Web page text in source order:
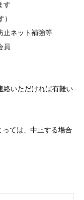
す
ネット補強等
員
絡いただければ有難い
ては、中止する場合